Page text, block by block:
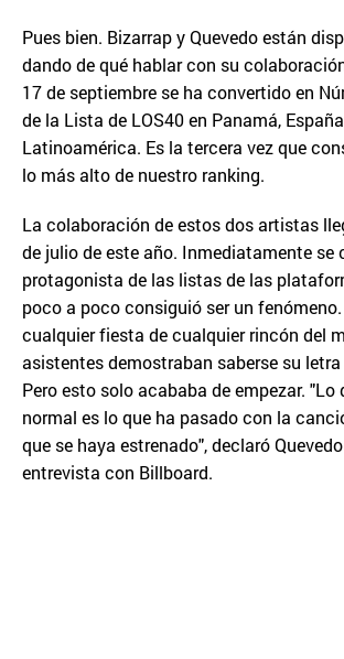
Pues bien. Bizarrap y Quevedo están
dando de qué hablar con su
17 de septiembre se ha convertido en
de la Lista de LOS40 en Panamá,
Latinoamérica. Es la tercera vez que
lo más alto de nuestro ranking.
La colaboración de estos dos artistas
de julio de este año. Inmediatamente se
protagonista de las listas de las
poco a poco consiguió ser un
cualquier fiesta de cualquier rincón del
asistentes demostraban saberse su
Pero esto solo acababa de empezar. "Lo
normal es lo que ha pasado con la
que se haya estrenado", declaró
entrevista con Billboard.